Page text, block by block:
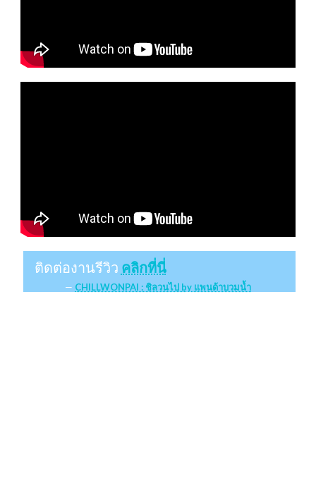
ติดต่องานรีวิว คลิกที่นี่
CHILLWONPAI : ชิลวนไป by แพนด้าบวมน้ำ